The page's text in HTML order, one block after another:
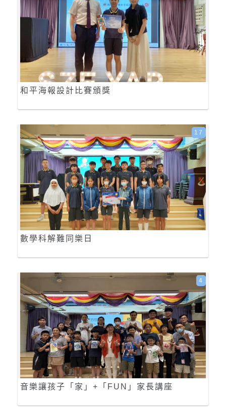
和平海報設計比賽頒獎
數學科解難同樂日
17
音樂讓孩子「家」+「FUN」家長講座
4